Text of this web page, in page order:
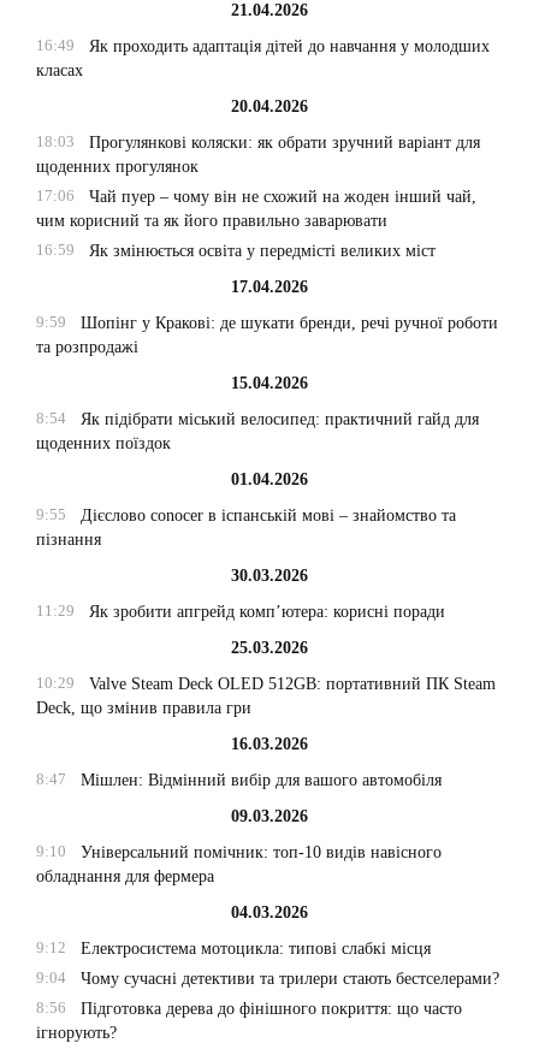
21.04.2026
16:49
Як проходить адаптація дітей до навчання у молодших
класах
20.04.2026
18:03
Прогулянкові коляски: як обрати зручний варіант для
щоденних прогулянок
17:06
Чай пуер – чому він не схожий на жоден інший чай,
чим корисний та як його правильно заварювати
16:59
Як змінюється освіта у передмісті великих міст
17.04.2026
9:59
Шопінг у Кракові: де шукати бренди, речі ручної роботи
та розпродажі
15.04.2026
8:54
Як підібрати міський велосипед: практичний гайд для
щоденних поїздок
01.04.2026
9:55
Дієслово conocer в іспанській мові – знайомство та
пізнання
30.03.2026
11:29
Як зробити апгрейд комп’ютера: корисні поради
25.03.2026
10:29
Valve Steam Deck OLED 512GB: портативний ПК Steam
Deck, що змінив правила гри
16.03.2026
8:47
Мішлен: Відмінний вибір для вашого автомобіля
09.03.2026
9:10
Універсальний помічник: топ-10 видів навісного
обладнання для фермера
04.03.2026
9:12
Електросистема мотоцикла: типові слабкі місця
9:04
Чому сучасні детективи та трилери стають бестселерами?
8:56
Підготовка дерева до фінішного покриття: що часто
ігнорують?